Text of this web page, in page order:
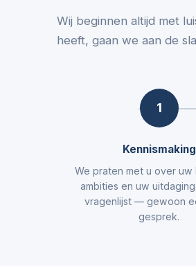
Wij beginnen altijd met
heeft, gaan we aan de
1
Kennismaking
We praten met u over uw
ambities en uw
vragenlijst — gewoon
gesprek.